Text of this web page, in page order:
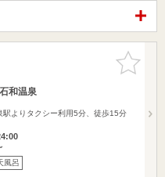
お気に入
りに追加
和温泉
駅よりタクシー利用5分、徒歩15分
風呂